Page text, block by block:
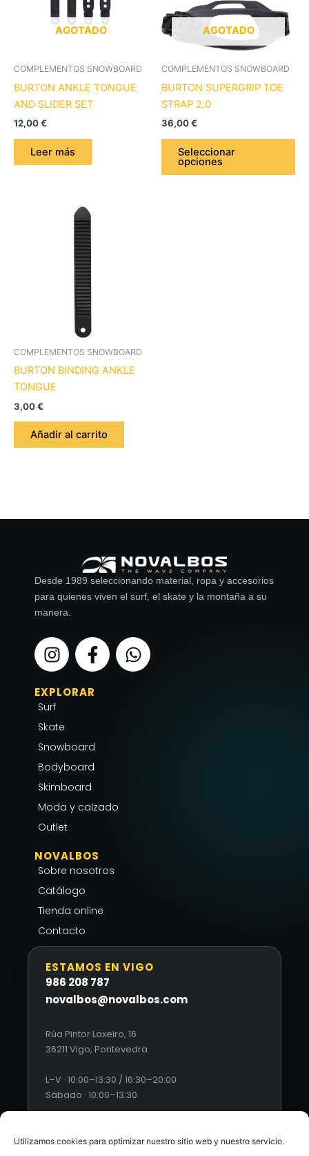
Utilizamos cookies para optimizar nuestro sitio web y nuestro servicio.
AGOTADO
COMPLEMENTOS SNOWBOARD
BURTON ANKLE TONGUE
AND SLIDER SET
12,00€
Leer más
AGOTADO
COMPLEMENTOS SNOWBOARD
BURTON SUPERGRIP TOE
STRAP 2.0
36,00€
Seleccionar
opciones
COMPLEMENTOS SNOWBOARD
BURTON BINDING ANKLE
TONGUE
3,00€
Añadir al carrito
Desde 1989 seleccionando material, ropa y accesorios
para quienes viven el surf, el skate y la montaña a su
manera.
I
n
s
t
a
g
r
a
m
F
a
c
e
o
k
f
W
h
a
EXPLORAR
Surf
Skate
Snowboard
Bodyboard
Skimboard
Moda y calzado
Outlet
NOVALBOS
Sobre nosotros
Catálogo
Tienda online
Contacto
ESTAMOS EN VIGO
986 208 787
novalbos@novalbos.com
Rúa Pintor Laxeiro, 16
36211 Vigo, Pontevedra
L–V · 10:00–13:30 / 16:30–20:00
Sábado · 10:00–13:30